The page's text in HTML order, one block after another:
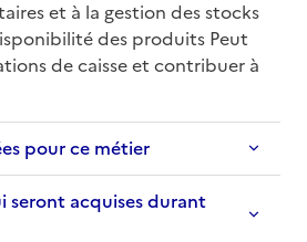
et à la gestion des stocks
des produits Peut
de caisse et contribuer à
pour ce métier
seront acquises durant